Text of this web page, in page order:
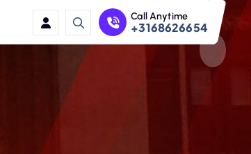
Call Anytime
+3168626654